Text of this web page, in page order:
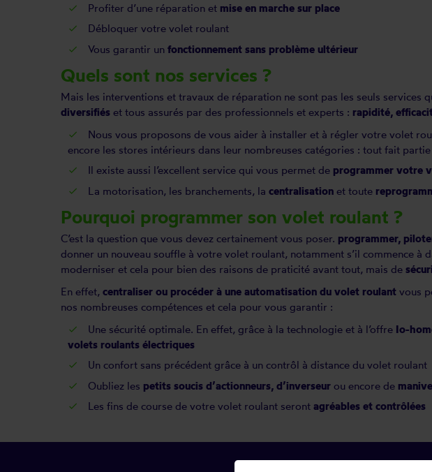
Profiter d’une réparation et mise en marche sur place
Débloquer votre volet roulant
Vous garantir un fonctionnement sans problème ultérieur
Quels sont nos services ?
Mais les interventions et travaux de réparation ne sont pas les seuls services
diversifiés et tous assurés par des professionnels et experts : rapidité,
Nous vous proposons de vous aider à installer et à régler votre volet
encore les stores intérieurs dans leur nombreuses catégories : tout fait
Il existe aussi l’excellent service qui vous permet de programmer votre
La motorisation, les branchements, la centralisation et toute
Pourquoi programmer son volet roulant ?
C’est la question que vous devez certainement vous poser. programmer,
donner un nouveau souffle à votre volet roulant, notamment s’il commence à
moderniser et cela pour bien des raisons de praticité avant tout, mais de
En effet, centraliser ou procéder à une automatisation du volet roulant vous
nos nombreuses compétences et cela pour vous garantir :
Une sécurité optimale. En effet, grâce à la technologie et à l’offre Io-
volets roulants électriques
Un confort sans précédent grâce à un contrôl à distance du volet roulant
Oubliez les petits soucis d’actionneurs, d’inverseur ou encore de
Les fins de course de votre volet roulant seront agréables et contrôlées